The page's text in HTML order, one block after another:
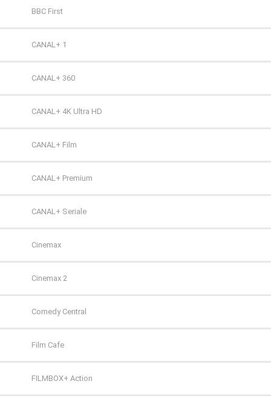
TV Puls 2
TVN 7
TVP HD
TVP Kultura
TVP Kultura 2
TVP Polonia
TVS
WP
ZOOM
BBC First
CANAL+ 1
CANAL+ 360
CANAL+ 4K Ultra HD
CANAL+ Film
CANAL+ Premium
CANAL+ Seriale
Cinemax
Cinemax 2
Comedy Central
Film Cafe
FILMBOX+ Action